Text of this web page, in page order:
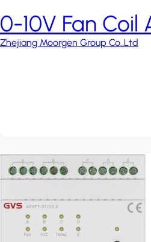
0-10V Fan Coil
Zhejiang Moorgen Group Co.,Ltd